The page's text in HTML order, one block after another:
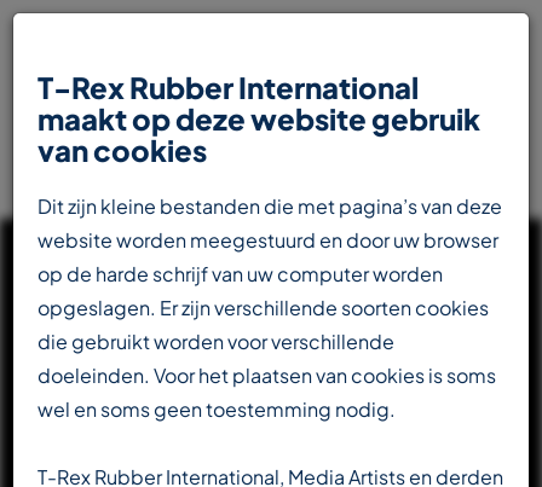
UW INTERNATIONALE
PARTNER IN DE
T-Rex Rubber International
maakt op deze website gebruik
van cookies
Dit zijn kleine bestanden die met pagina’s van deze
website worden meegestuurd en door uw browser
op de harde schrijf van uw computer worden
opgeslagen. Er zijn verschillende soorten cookies
die gebruikt worden voor verschillende
doeleinden. Voor het plaatsen van cookies is soms
wel en soms geen toestemming nodig.
T-Rex Rubber International, Media Artists en derden